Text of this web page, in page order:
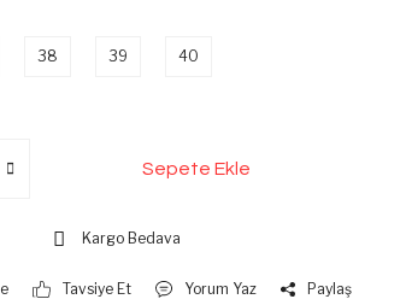
38 39 40
Sepete Ekle
Kargo Bedava
Tavsiye Et Yorum Yaz Paylaş